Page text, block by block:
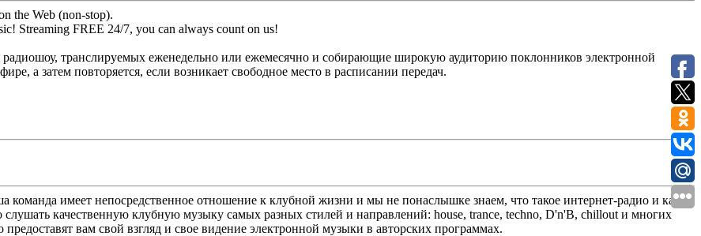
the Web (non-stop).
Streaming FREE 24/7, you can always count on us!
радиошоу, транслируемых еженедельно или ежемесячно и собирающие широкую аудиторию поклонников электронной
а затем повторяется, если возникает свободное место в расписании передач.
имеет непосредственное отношение к клубной жизни и мы не понаслышке знаем, что такое интернет-радио и как
качественную клубную музыку самых разных стилей и направлений: house, trance, techno, D'n'B, chillout и многих
вам свой взгляд и свое видение электронной музыки в авторских программах.